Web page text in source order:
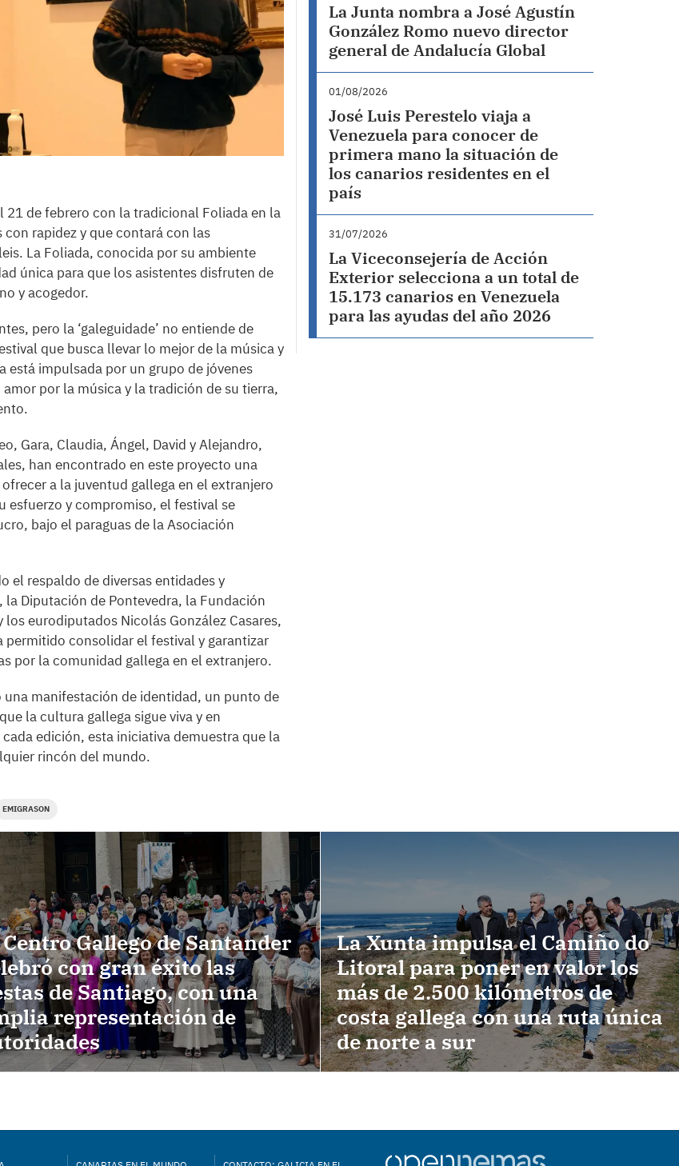
21 de febrero con la tradicional Foliada en la
rapidez y que contará con las
La Foliada, conocida por su ambiente
única para que los asistentes disfruten de
y acogedor.
pero la ‘galeguidade’ no entiende de
que busca llevar lo mejor de la música y
está impulsada por un grupo de jóvenes
por la música y la tradición de su tierra,
Gara, Claudia, Ángel, David y Alejandro,
han encontrado en este proyecto una
a la juventud gallega en el extranjero
esfuerzo y compromiso, el festival se
bajo el paraguas de la Asociación
el respaldo de diversas entidades y
Diputación de Pontevedra, la Fundación
eurodiputados Nicolás González Casares,
permitido consolidar el festival y garantizar
por la comunidad gallega en el extranjero.
manifestación de identidad, un punto de
la cultura gallega sigue viva y en
edición, esta iniciativa demuestra que la
rincón del mundo.
EMIGRASON
La Junta nombra a José Agustín
González Romo nuevo director
general de Andalucía Global
01/08/2026
José Luis Perestelo viaja a
Venezuela para conocer de
primera mano la situación de
los canarios residentes en el
país
31/07/2026
La Viceconsejería de Acción
Exterior selecciona a un total de
15.173 canarios en Venezuela
para las ayudas del año 2026
Gallego de Santander
con gran éxito las
de Santiago, con una
representación de
La Xunta impulsa el Camiño do
Litoral para poner en valor los
más de 2.500 kilómetros de
costa gallega con una ruta única
de norte a sur